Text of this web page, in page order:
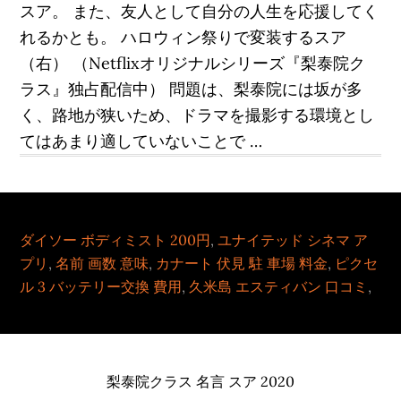
スア。 また、友人として自分の人生を応援してく
れるかとも。 ハロウィン祭りで変装するスア
（右） （Netflixオリジナルシリーズ『梨泰院ク
ラス』独占配信中） 問題は、梨泰院には坂が多
く、路地が狭いため、ドラマを撮影する環境とし
てはあまり適していないことで …
ダイソー ボディミスト 200円,ユナイテッド シネマ ア
プリ ,名前 画数 意味, カナート 伏見 駐 車場 料金, ピクセ
ル 3 バッテリー交換 費用, 久米島 エスティバン 口コミ ,
梨泰院クラス 名言 スア 2020